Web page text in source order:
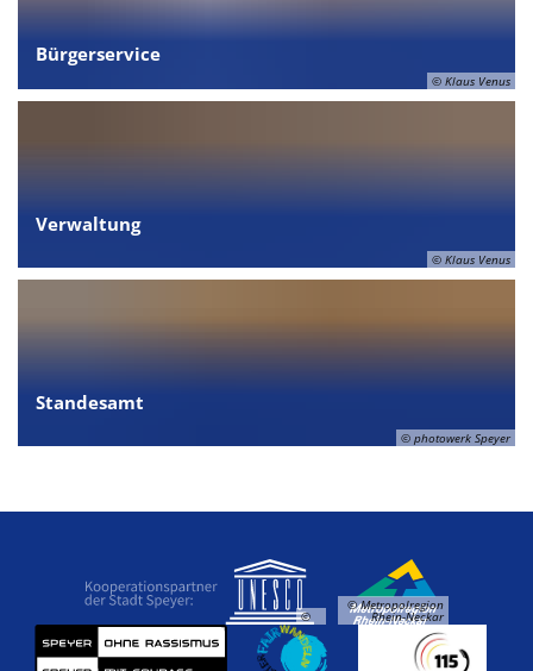
© Klaus Venus
Bürgerservice
© Klaus Venus
Verwaltung
© photowerk Speyer
Standesamt
©
© Metropolregion
Rhein-Neckar